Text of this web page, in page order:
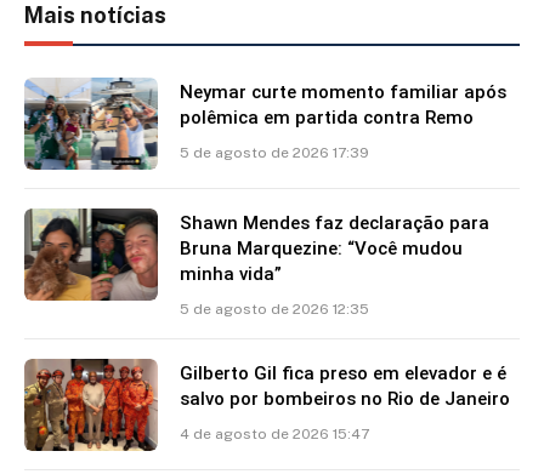
Mais notícias
Neymar curte momento familiar após
polêmica em partida contra Remo
5 de agosto de 2026 17:39
Shawn Mendes faz declaração para
Bruna Marquezine: “Você mudou
minha vida”
5 de agosto de 2026 12:35
Gilberto Gil fica preso em elevador e é
salvo por bombeiros no Rio de Janeiro
4 de agosto de 2026 15:47